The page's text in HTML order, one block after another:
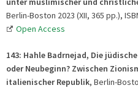
Berlin-Boston 2023 (XII, 365 pp.),
Open Access
143: Hahle Badrnejad, Die
oder Neubeginn? Zwischen
italienischer Republik, Berlin-